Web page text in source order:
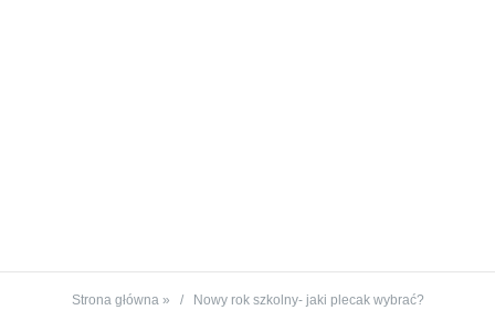
Strona główna» Nowy rok szkolny- jaki plecak wybrać?